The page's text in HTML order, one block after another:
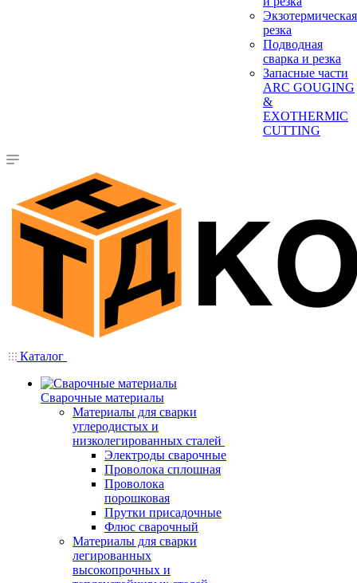
Экзотермическая
резка
Подводная
сварка и резка
Запасные части
ARC GOUGING
&
EXOTHERMIC
CUTTING
Каталог
Сварочные материалы
Материалы для сварки
углеродистых и
низколегированных сталей
Электроды сварочные
Проволока сплошная
Проволока
порошковая
Прутки присадочные
Флюс сварочный
Материалы для сварки
легированных
высокопрочных и